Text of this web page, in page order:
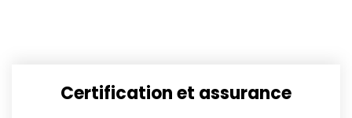
Certification et assurance